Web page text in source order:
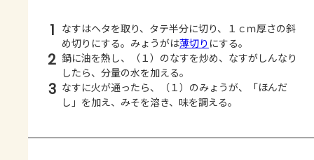
1 なすはヘタを取り、タテ半分に切り、１ｃｍ厚さの斜
め切りにする。みょうがは薄切り にする。
2 鍋に油を熱し、（１）のなすを炒め、なすがしんなり
したら、分量の水を加える。
3 なすに火が通ったら、（１）のみょうが、「ほんだ
し」を加え、みそを溶き、味を調える。